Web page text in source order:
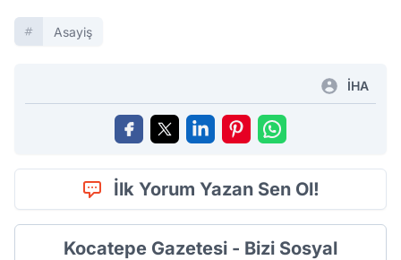
Asayiş
İHA
İlk Yorum Yazan Sen Ol!
Kocatepe Gazetesi - Bizi Sosyal